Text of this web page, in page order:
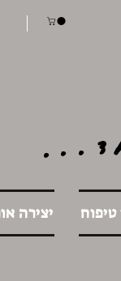
טיפוח יצירה